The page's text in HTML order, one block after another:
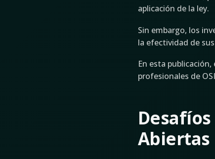
aplicación de la ley.
Sin embargo, los
la efectividad de
En esta
profesionales de
Abiertas